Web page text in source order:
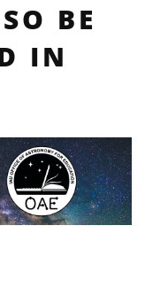
BE
IN